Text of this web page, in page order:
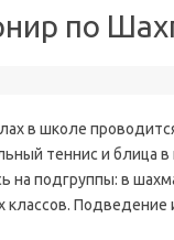
по
в школе
теннис и блица
на подгруппы: в
классов.